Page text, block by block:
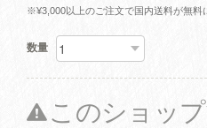
※¥3,000以上のご注文で国内送料が無料
数量
このショッ